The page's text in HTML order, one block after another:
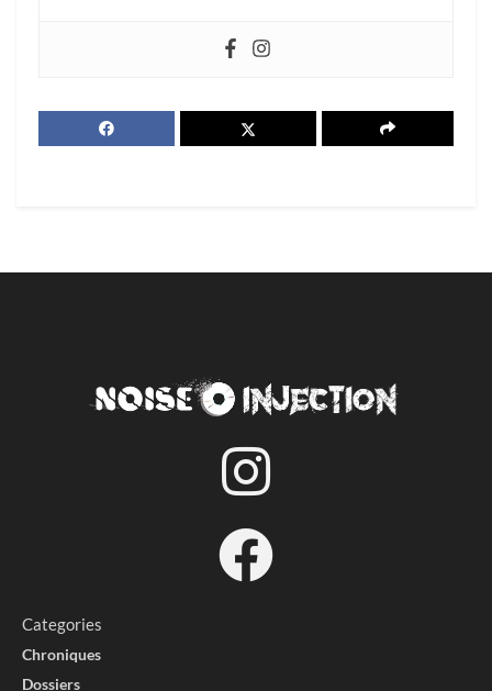
Beyond Creation signe son grand
retour avec “Reverence” après 8
Djam - Progressive Metalhead